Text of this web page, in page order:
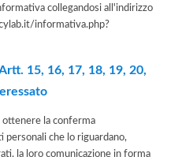
collegandosi all'indirizzo
informativa.php?
15, 16, 17, 18, 19, 20,
la conferma
personali che lo riguardano,
la loro comunicazione in forma